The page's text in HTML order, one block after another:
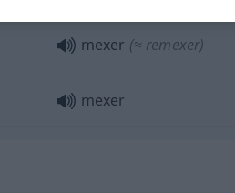
mexer (≈ remexer)
mexer